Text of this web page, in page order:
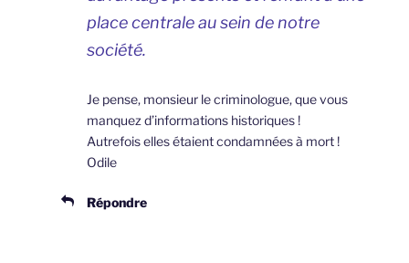
place centrale au sein de notre
société.
Je pense, monsieur le criminologue, que vous
manquez d’informations historiques !
Autrefois elles étaient condamnées à mort !
Odile
Répondre